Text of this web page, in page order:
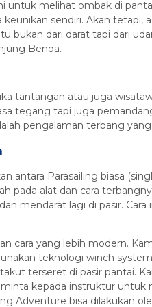
untuk melihat ombak di
sendiri. Akan tetapi,
bukan dari darat tapi dari
Benoa.
tantangan atau juga
tegang tapi juga
pengalaman terbang
antara Parasailing biasa
pada alat dan cara
mendarat lagi di pasir.
cara yang lebih modern.
teknologi winch
terseret di pasir pantai.
kepada instruktur untuk
Adventure bisa dilakukan